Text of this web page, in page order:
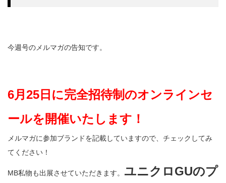
今週号のメルマガの告知です。
6月25日に完全招待制のオンラインセ
ールを開催いたします！
メルマガに参加ブランドを記載していますので、チェックしてみ
てください！
MB私物も出展させていただきます。 ユニクロGUのプ